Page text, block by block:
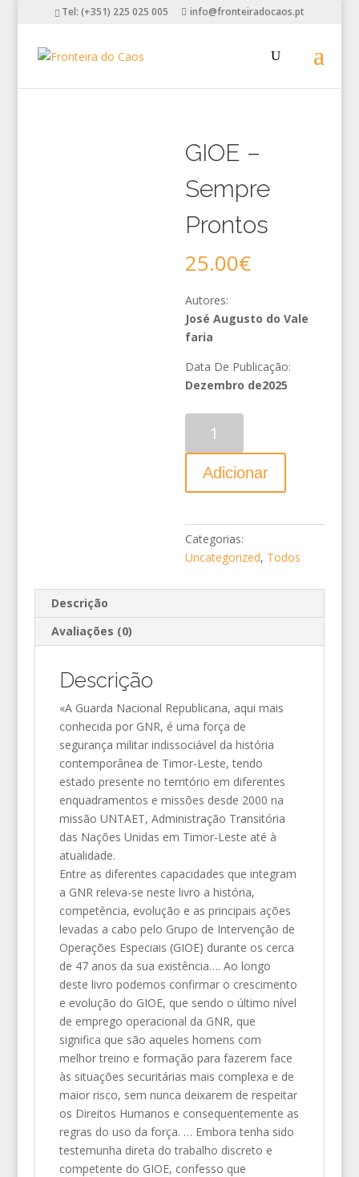
Tel: (+351) 225 025 005 info@fronteiradocaos.pt
GIOE –
Sempre
Prontos
25.00€
Autores:
José Augusto do Vale
faria
Data De Publicação:
Dezembro de2025
Adicionar
Categorias:
Uncategorized, Todos
Descrição
Avaliações (0)
Descrição
«A Guarda Nacional Republicana, aqui mais
conhecida por GNR, é uma força de
segurança militar indissociável da história
contemporânea de Timor-Leste, tendo
estado presente no território em diferentes
enquadramentos e missões desde 2000 na
missão UNTAET, Administração Transitória
das Nações Unidas em Timor-Leste até à
atualidade.
Entre as diferentes capacidades que integram
a GNR releva-se neste livro a história,
competência, evolução e as principais ações
levadas a cabo pelo Grupo de Intervenção de
Operações Especiais (GIOE) durante os cerca
de 47 anos da sua existência…. Ao longo
deste livro podemos confirmar o crescimento
e evolução do GIOE, que sendo o último nível
de emprego operacional da GNR, que
significa que são aqueles homens com
melhor treino e formação para fazerem face
às situações securitárias mais complexa e de
maior risco, sem nunca deixarem de respeitar
os Direitos Humanos e consequentemente as
regras do uso da força. … Embora tenha sido
testemunha direta do trabalho discreto e
competente do GIOE, confesso que